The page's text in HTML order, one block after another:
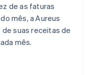
de as faturas
mês, a Aureus
suas receitas de
mês.